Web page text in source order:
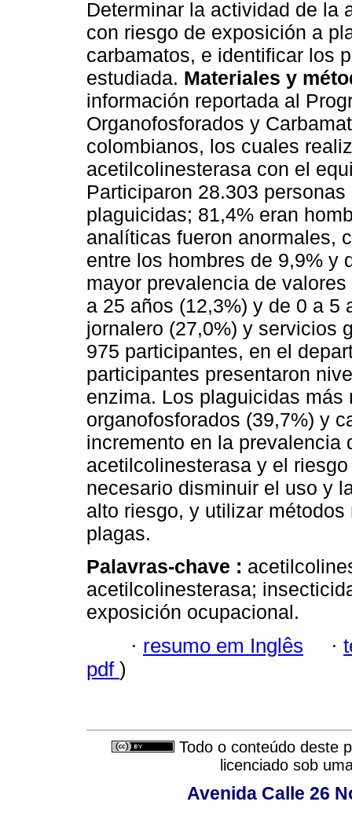
Determinar la actividad de la
con riesgo de exposición a
carbamatos, e identificar los
estudiada. Materiales y
información reportada al
Organofosforados y
colombianos, los cuales
acetilcolinesterasa con el
Participaron 28.303
plaguicidas; 81,4% eran
analíticas fueron anormales,
entre los hombres de 9,9% y
mayor prevalencia de
a 25 años (12,3%) y de 0 a 5
jornalero (27,0%) y servicios
975 participantes, en el
participantes presentaron
enzima. Los plaguicidas más
organofosforados (39,7%) y
incremento en la prevalencia
acetilcolinesterasa y el
necesario disminuir el uso y
alto riesgo, y utilizar
plagas.
Palavras-chave :
acetilcolinesterasa;
exposición ocupacional.
· resumo em Inglês ·
pdf )
Todo o conteúdo deste
licenciado sob
Avenida Calle 26